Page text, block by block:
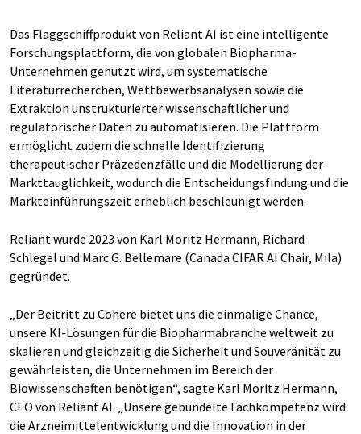
Das Flaggschiffprodukt von Reliant AI ist eine intelligente
Forschungsplattform, die von globalen Biopharma-
Unternehmen genutzt wird, um systematische
Literaturrecherchen, Wettbewerbsanalysen sowie die
Extraktion unstrukturierter wissenschaftlicher und
regulatorischer Daten zu automatisieren. Die Plattform
ermöglicht zudem die schnelle Identifizierung
therapeutischer Präzedenzfälle und die Modellierung der
Markttauglichkeit, wodurch die Entscheidungsfindung und die
Markteinführungszeit erheblich beschleunigt werden.
Reliant wurde 2023 von Karl Moritz Hermann, Richard
Schlegel und Marc G. Bellemare (Canada CIFAR AI Chair, Mila)
gegründet.
„Der Beitritt zu Cohere bietet uns die einmalige Chance,
unsere KI-Lösungen für die Biopharmabranche weltweit zu
skalieren und gleichzeitig die Sicherheit und Souveränität zu
gewährleisten, die Unternehmen im Bereich der
Biowissenschaften benötigen“, sagte Karl Moritz Hermann,
CEO von Reliant AI. „Unsere gebündelte Fachkompetenz wird
die Arzneimittelentwicklung und die Innovation in der